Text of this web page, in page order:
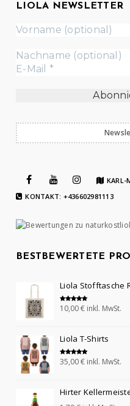
LIOLA NEWSLETTER
KARL-
KONTAKT: +436602981113
BESTBEWERTETE
Liola Stofftasche
Bewertet mit
5.00
10,00€ inkl. MwSt.
Liola T-Shirts
Bewertet mit
5.00
35,00€ inkl. MwSt.
Hirter